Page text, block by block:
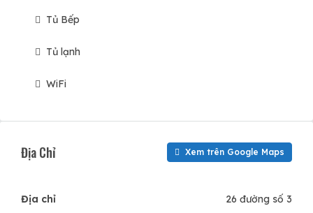
Tủ Bếp
Tủ lạnh
WiFi
Địa Chỉ Xem trên Google Maps
Địa chỉ 26 đường số 3